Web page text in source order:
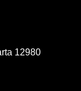
12980